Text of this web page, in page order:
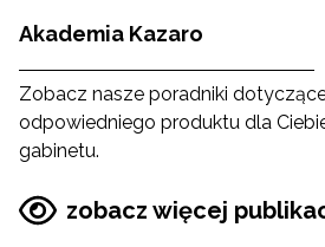
Akademia Kazaro
Zobacz nasze poradniki
odpowiedniego produktu dla
gabinetu.
zobacz więcej